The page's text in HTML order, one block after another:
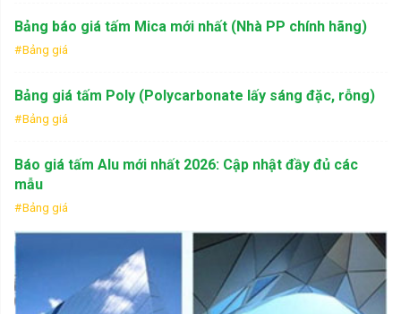
Bảng báo giá tấm Mica mới nhất (Nhà PP chính hãng)
Bảng giá
Bảng giá tấm Poly (Polycarbonate lấy sáng đặc, rỗng)
Bảng giá
Báo giá tấm Alu mới nhất 2026: Cập nhật đầy đủ các
mẫu
Bảng giá